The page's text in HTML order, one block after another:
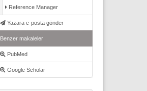
Reference Manager
Yazara e-posta gönder
Benzer makaleler
PubMed
Google Scholar